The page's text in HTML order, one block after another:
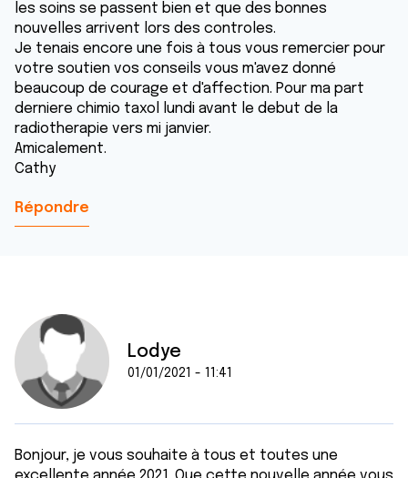
les soins se passent bien et que des bonnes
nouvelles arrivent lors des controles.
Je tenais encore une fois à tous vous remercier pour
votre soutien vos conseils vous m'avez donné
beaucoup de courage et d'affection. Pour ma part
derniere chimio taxol lundi avant le debut de la
radiotherapie vers mi janvier.
Amicalement.
Cathy
Répondre
Lodye
01/01/2021 - 11:41
Bonjour, je vous souhaite à tous et toutes une